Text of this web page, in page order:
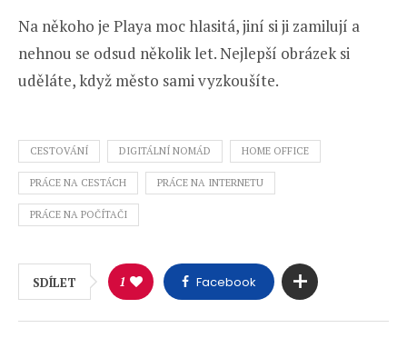
Na někoho je Playa moc hlasitá, jiní si ji zamilují a
nehnou se odsud několik let. Nejlepší obrázek si
uděláte, když město sami vyzkoušíte.
CESTOVÁNÍ DIGITÁLNÍ NOMÁD HOME OFFICE
PRÁCE NA CESTÁCH PRÁCE NA INTERNETU
PRÁCE NA POČÍTAČI
SDÍLET 1 Facebook